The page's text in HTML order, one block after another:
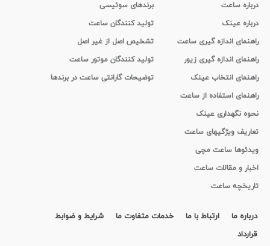
درباره ساعت
درباره عینک
راهنمای اندازه گیری ساعت
راهنمای اندازه گیری زیور
راهنمای انتخاب عینک
راهنمای استفاده از ساعت
نحوه نگهداری عینک
تعاریف ویژگیهای ساعت
ویدئوها ساعت مچی
اخبار و مقالات ساعت
تاریخچه ساعت
برندهای سوئیسی
تولید کنندگان ساعت
تشخیص اصل از غیر اصل
تولید کنندگان موتور ساعت
توضیحات گارانتی ساعت در برندها
درباره ما ارتباط با ما خدمات متفاوت ما
شرایط و ضوابط
قرارداد